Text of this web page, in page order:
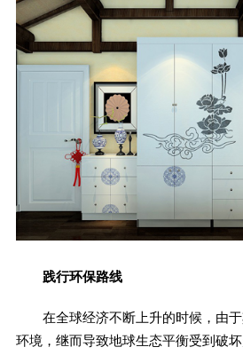
践行环保路线
在全球经济不断上升的时候，由于
环境，继而导致地球生态平衡受到破